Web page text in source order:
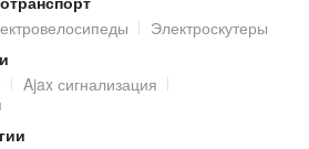
.
площадь помещения:25 кв.м.
.
/ обогрев:2.6 / 2.8 кВт
охлаждение / обогрев:
Электроскутеры
Ajax сигнализация